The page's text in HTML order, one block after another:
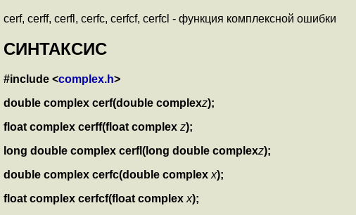
cerf, cerff, cerfl, cerfc, cerfcf, cerfcl - функция комплексной ошибки
СИНТАКСИС
#include <complex.h>
double complex cerf(double complexz);
float complex cerff(float complex z);
long double complex cerfl(long double complexz);
double complex cerfc(double complex x);
float complex cerfcf(float complex x);